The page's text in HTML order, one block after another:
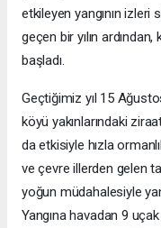
etkileyen yangının izleri
geçen bir yılın
başladı.
Geçtiğimiz yıl 15
köyü yakınlarındaki
da etkisiyle hızla
ve çevre illerden gelen
yoğun müdahalesiyle
Yangına havadan 9